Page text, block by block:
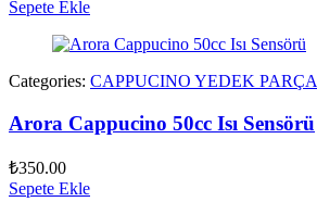
Sepete Ekle
Categories: CAPPUCINO YEDEK PARÇA
Arora Cappucino 50cc Isı Sensörü
₺350.00
Sepete Ekle